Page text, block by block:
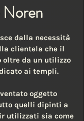
Noren
dalla necessità
clientela che il
oltre da un utilizzo
ai templi.
oggetto
quelli dipinti a
utilizzati sia come